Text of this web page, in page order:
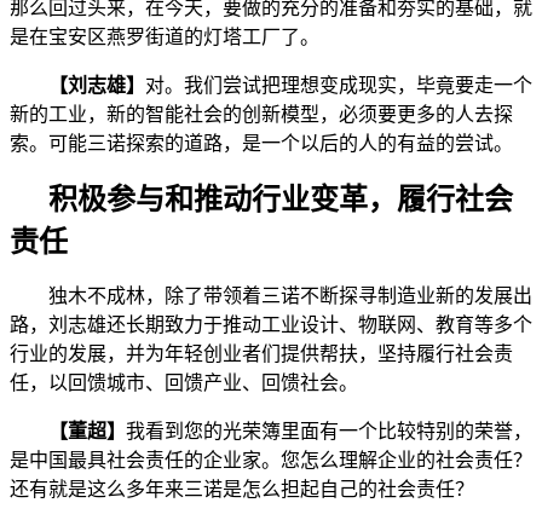
那么回过头来，在今天，要做的充分的准备和夯实的基础，就
是在宝安区燕罗街道的灯塔工厂了。
【刘志雄】 对。我们尝试把理想变成现实，毕竟要走一个
新的工业，新的智能社会的创新模型，必须要更多的人去探
索。可能三诺探索的道路，是一个以后的人的有益的尝试。
积极参与和推动行业变革，履行社会
责任
独木不成林，除了带领着三诺不断探寻制造业新的发展出
路，刘志雄还长期致力于推动工业设计、物联网、教育等多个
行业的发展，并为年轻创业者们提供帮扶，坚持履行社会责
任，以回馈城市、回馈产业、回馈社会。
【董超】 我看到您的光荣簿里面有一个比较特别的荣誉，
是中国最具社会责任的企业家。您怎么理解企业的社会责任？
还有就是这么多年来三诺是怎么担起自己的社会责任？